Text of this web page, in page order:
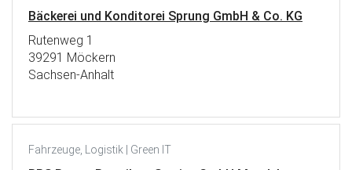
Bäckerei und Konditorei Sprung GmbH & Co. KG
Rutenweg 1
39291 Möckern
Sachsen-Anhalt
Fahrzeuge, Logistik | Green IT